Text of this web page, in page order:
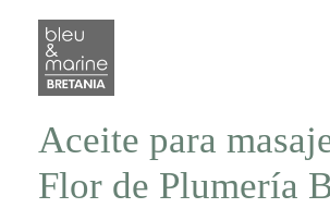
Aceite para
Flor de Plumería